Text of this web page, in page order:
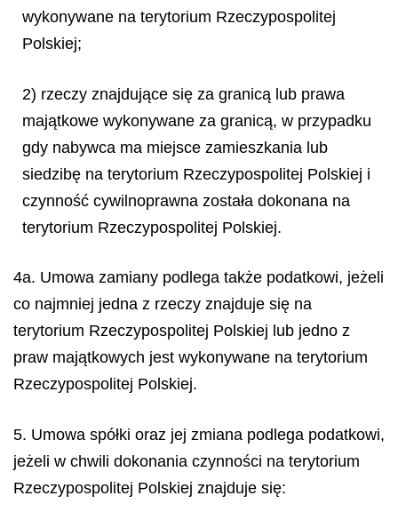
wykonywane na terytorium Rzeczypospolitej
Polskiej;
2) rzeczy znajdujące się za granicą lub prawa
majątkowe wykonywane za granicą, w przypadku
gdy nabywca ma miejsce zamieszkania lub
siedzibę na terytorium Rzeczypospolitej Polskiej i
czynność cywilnoprawna została dokonana na
terytorium Rzeczypospolitej Polskiej.
4a. Umowa zamiany podlega także podatkowi, jeżeli
co najmniej jedna z rzeczy znajduje się na
terytorium Rzeczypospolitej Polskiej lub jedno z
praw majątkowych jest wykonywane na terytorium
Rzeczypospolitej Polskiej.
5. Umowa spółki oraz jej zmiana podlega podatkowi,
jeżeli w chwili dokonania czynności na terytorium
Rzeczypospolitej Polskiej znajduje się: